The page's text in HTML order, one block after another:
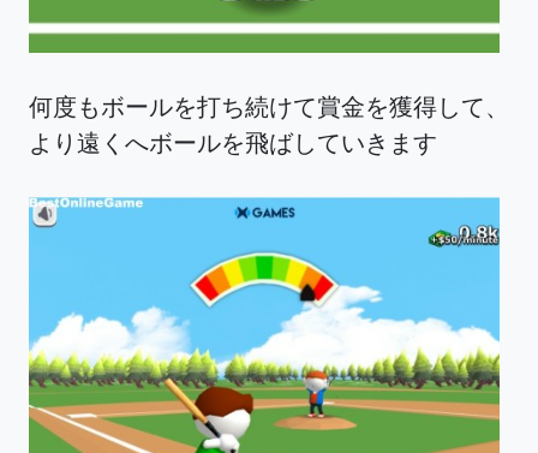
何度もボールを打ち続けて賞金を獲得して、
より遠くへボールを飛ばしていきます